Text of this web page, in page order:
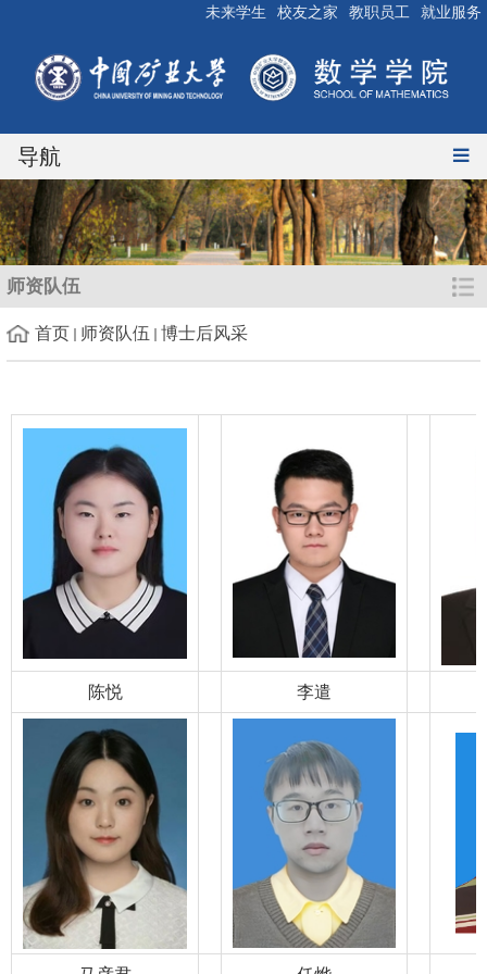
未来学生 校友之家 教职员工 就业服务
导航
师资队伍
首页 师资队伍 博士后风采
陈悦 李遣